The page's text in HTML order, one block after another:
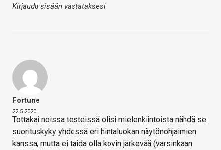
Kirjaudu sisään vastataksesi
Fortune
22.5.2020
Tottakai noissa testeissä olisi mielenkiintoista nähdä se
suorituskyky yhdessä eri hintaluokan näytönohjaimien
kanssa, mutta ei taida olla kovin järkevää (varsinkaan